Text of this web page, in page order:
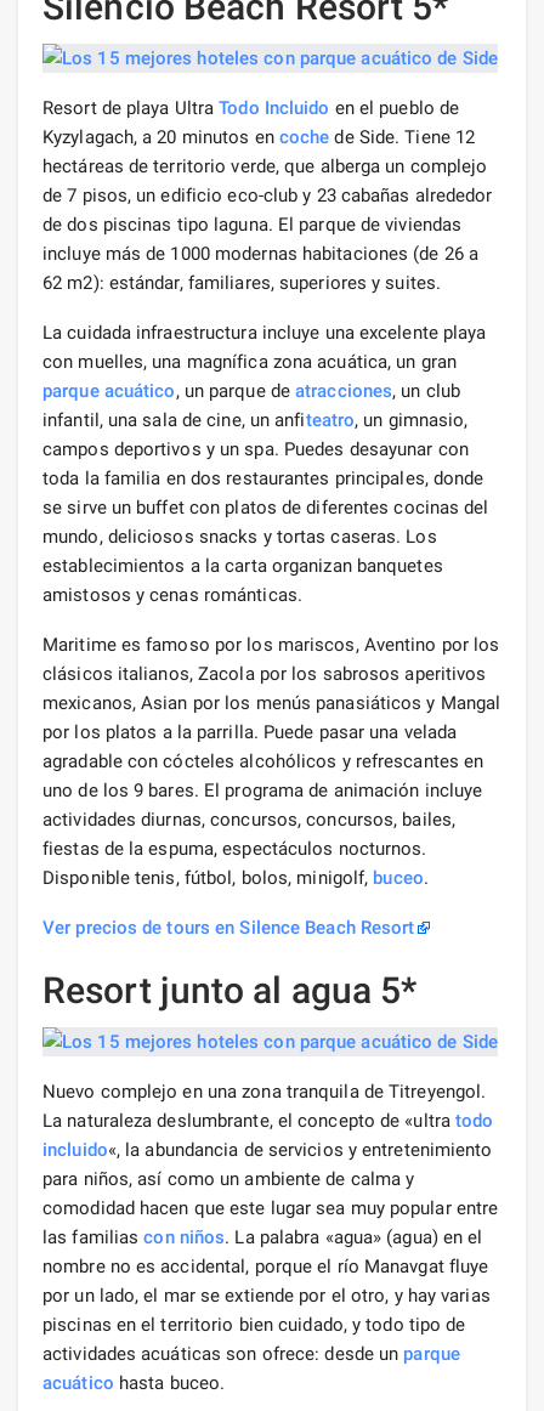
Resort de playa UltraTodo Incluido en el pueblo de
Kyzylagach, a 20 minutos en coche de Side. Tiene 12
hectáreas de territorio verde, que alberga un complejo
de 7 pisos, un edificio eco-club y 23 cabañas alrededor
de dos piscinas tipo laguna. El parque de viviendas
incluye más de 1000 modernas habitaciones (de 26 a
62 m2): estándar, familiares, superiores y suites.
La cuidada infraestructura incluye una excelente playa
con muelles, una magnífica zona acuática, un gran
parque acuático, un parque de atracciones, un club
infantil, una sala de cine, un anfiteatro, un gimnasio,
campos deportivos y un spa. Puedes desayunar con
toda la familia en dos restaurantes principales, donde
se sirve un buffet con platos de diferentes cocinas del
mundo, deliciosos snacks y tortas caseras. Los
establecimientos a la carta organizan banquetes
amistosos y cenas románticas.
Maritime es famoso por los mariscos, Aventino por los
clásicos italianos, Zacola por los sabrosos aperitivos
mexicanos, Asian por los menús panasiáticos y Mangal
por los platos a la parrilla. Puede pasar una velada
agradable con cócteles alcohólicos y refrescantes en
uno de los 9 bares. El programa de animación incluye
actividades diurnas, concursos, concursos, bailes,
fiestas de la espuma, espectáculos nocturnos.
Disponible tenis, fútbol, ​​bolos, minigolf, buceo.
Ver precios de tours en Silence Beach Resort
Resort junto al agua 5*
Nuevo complejo en una zona tranquila de Titreyengol.
La naturaleza deslumbrante, el concepto de «ultratodo
incluido«, la abundancia de servicios y entretenimiento
para niños, así como un ambiente de calma y
comodidad hacen que este lugar sea muy popular entre
las familiascon niños. La palabra «agua» (agua) en el
nombre no es accidental, porque el río Manavgat fluye
por un lado, el mar se extiende por el otro, y hay varias
piscinas en el territorio bien cuidado, y todo tipo de
actividades acuáticas son ofrece: desde un parque
acuático hasta buceo.